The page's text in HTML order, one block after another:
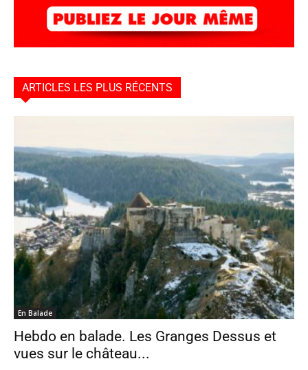
ARTICLES LES PLUS RÉCENTS
En Balade
Hebdo en balade. Les Granges Dessus et
vues sur le château...